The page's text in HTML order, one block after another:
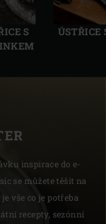
S
ÚSTŘICE
Další
inspirace do e-
se můžete těšit na
vše co je potřeba
recepty, sezónní